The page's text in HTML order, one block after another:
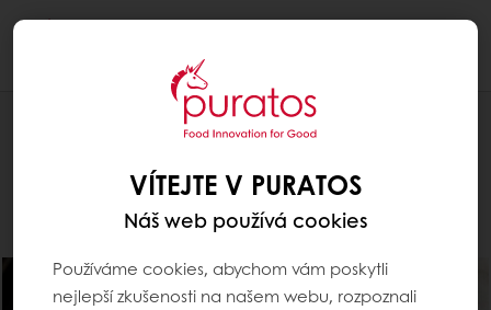
VÍTEJTE V PURATOS
Náš web používá cookies
Používáme cookies, abychom vám poskytli
nejlepší zkušenosti na našem webu, rozpoznali